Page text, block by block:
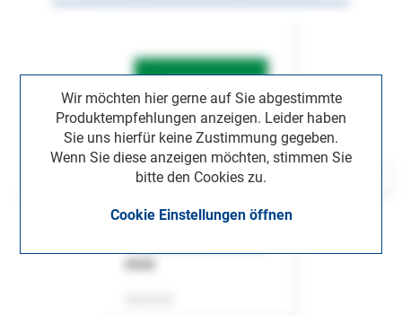
Wir möchten hier gerne auf Sie abgestimmte
Produktempfehlungen anzeigen. Leider haben
Sie uns hierfür keine Zustimmung gegeben.
Wenn Sie diese anzeigen möchten, stimmen Sie
bitte den Cookies zu.
Cookie Einstellungen öffnen